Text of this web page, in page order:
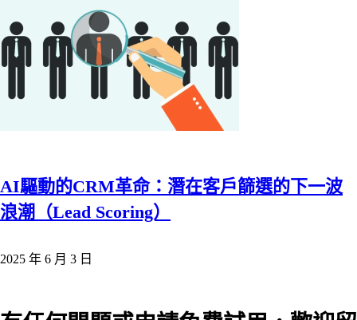
AI驅動的CRM革命：潛在客戶篩選的下一波
浪潮（Lead Scoring）
2025 年 6 月 3 日